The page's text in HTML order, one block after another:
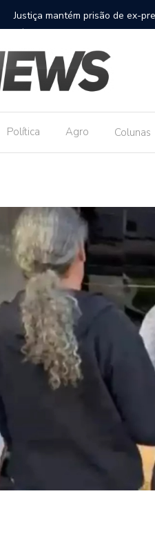
Construção do terminal de
9,8 milhões
Política Agro Colunas